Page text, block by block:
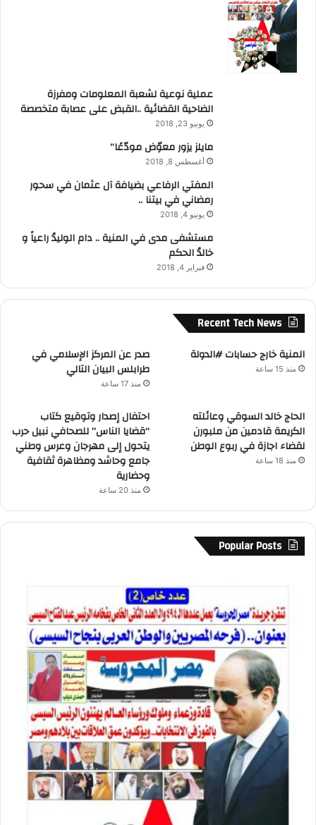
عملية نوعية لشعبة المعلومات ومفرزة
الضاحية القضائية ..القبض على عصابة متخصصة
يونيو 23, 2018
مايلز يزور معوّض مودّعًا”
أغسطس 8, 2018
المفتي الرفاعي بضيافة آل عثمان في سحور
رمضاني في بيتنا ..
يونيو 4, 2018
مستشفى مدى في المنية .. دام الوليدُ راعياً و
خالدُ الحكم
فبراير 4, 2018
Recent Tech News
المنية خارج حسابات #الدولة
منذ 15 ساعة
صدر عن المركز الإسلامي في
طرابلس البيان التالي
منذ 17 ساعة
الحاج خالد السوقي وعائلته
الكريمة قادمين من ملبورن
لقضاء اجازة في ربوع الوطن
منذ 18 ساعة
احتفال إصدار وتوقيع كتاب
“قضايا الناس” للصحافي نبيل حرب
يتحول إلى مهرجان وعرس وطني
جامع وحاشد ومظاهرة ثقافية
وحضارية
منذ 20 ساعة
Popular Posts